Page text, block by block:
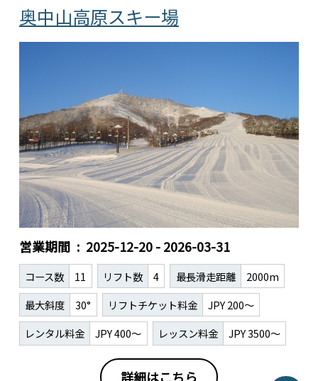
奥中山高原スキー場
営業期間 2025-12-20 - 2026-03-31
コース数 11 リフト数 4 最長滑走距離
2000m
最大斜度
30° リフトチケット料金
JPY 200～
レンタル料金
JPY 400～ レッスン料金 JPY 3500～
詳細はこちら